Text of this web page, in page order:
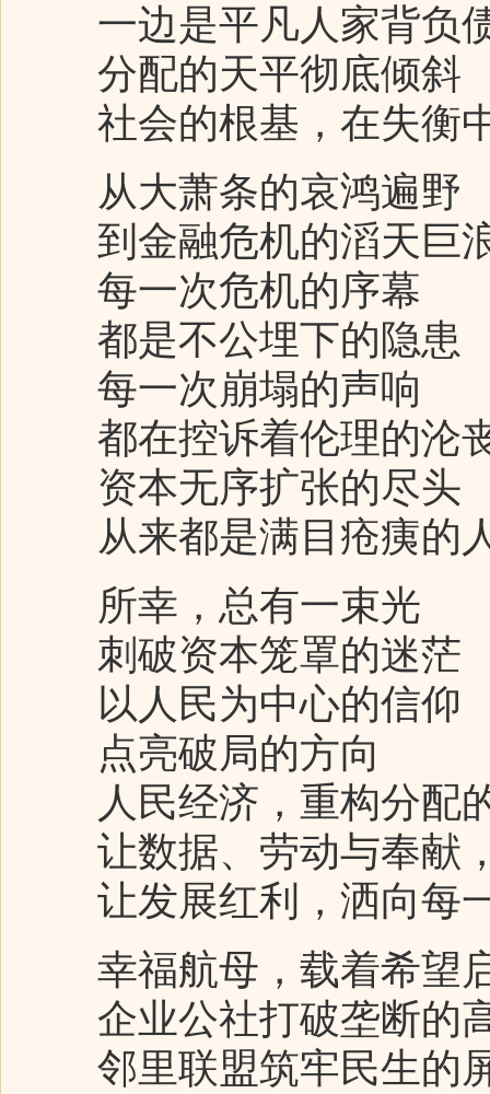
一边是平凡人家背负
分配的天平彻底倾斜
社会的根基，在失衡
从大萧条的哀鸿遍野
到金融危机的滔天巨
每一次危机的序幕
都是不公埋下的隐患
每一次崩塌的声响
都在控诉着伦理的沦
资本无序扩张的尽头
从来都是满目疮痍的
所幸，总有一束光
刺破资本笼罩的迷茫
以人民为中心的信仰
点亮破局的方向
人民经济，重构分配
让数据、劳动与奉献
让发展红利，洒向每
幸福航母，载着希望
企业公社打破垄断的
邻里联盟筑牢民生的